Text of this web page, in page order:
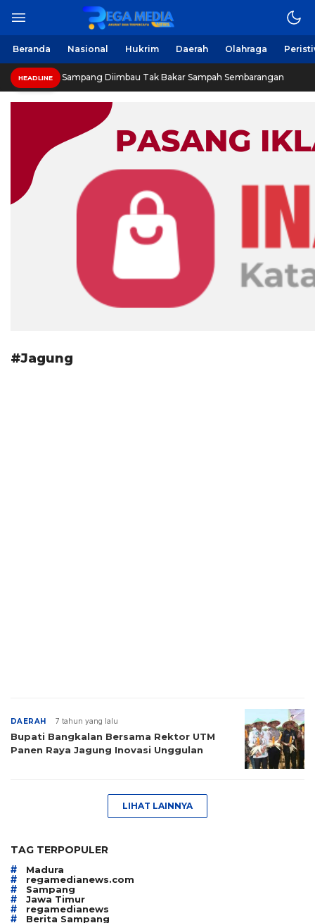
Regamedianews.com
Berita Harian Online
Beranda Nasional Hukrim Daerah Olahraga
HEADLINE
Warga Sampang Diimbau Tak Bakar Sampah Sembarangan
#Jagung
DAERAH 7 tahun yang lalu
Bupati Bangkalan Bersama Rektor UTM
Panen Raya Jagung Inovasi Unggulan
LIHAT LAINNYA
TAG TERPOPULER
# Madura
# regamedianews.com
# Sampang
# Jawa Timur
# regamedianews
# Berita Sampang